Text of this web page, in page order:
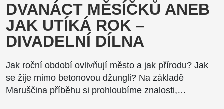
DVANÁCT MĚSÍČKŮ ANEB
JAK UTÍKÁ ROK –
DIVADELNÍ DÍLNA
Jak roční období ovlivňují město a jak přírodu? Jak
se žije mimo betonovou džungli? Na základě
Maruščina příběhu si prohloubíme znalosti,…